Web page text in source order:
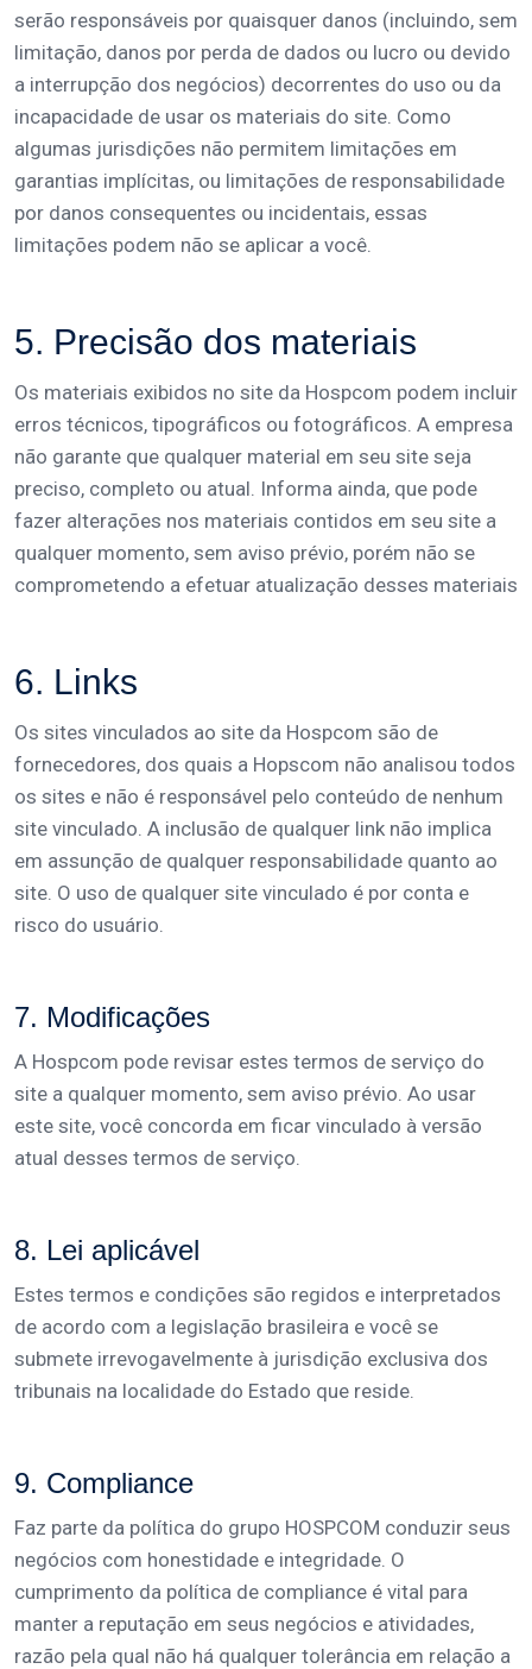
serão responsáveis por quaisquer danos (incluindo, sem
limitação, danos por perda de dados ou lucro ou devido
a interrupção dos negócios) decorrentes do uso ou da
incapacidade de usar os materiais do site. Como
algumas jurisdições não permitem limitações em
garantias implícitas, ou limitações de responsabilidade
por danos consequentes ou incidentais, essas
limitações podem não se aplicar a você.
5. Precisão dos materiais
Os materiais exibidos no site da Hospcom podem incluir
erros técnicos, tipográficos ou fotográficos. A empresa
não garante que qualquer material em seu site seja
preciso, completo ou atual. Informa ainda, que pode
fazer alterações nos materiais contidos em seu site a
qualquer momento, sem aviso prévio, porém não se
comprometendo a efetuar atualização desses materiais
6. Links
Os sites vinculados ao site da Hospcom são de
fornecedores, dos quais a Hopscom não analisou todos
os sites e não é responsável pelo conteúdo de nenhum
site vinculado. A inclusão de qualquer link não implica
em assunção de qualquer responsabilidade quanto ao
site. O uso de qualquer site vinculado é por conta e
risco do usuário.
7. Modificações
A Hospcom pode revisar estes termos de serviço do
site a qualquer momento, sem aviso prévio. Ao usar
este site, você concorda em ficar vinculado à versão
atual desses termos de serviço.
8. Lei aplicável
Estes termos e condições são regidos e interpretados
de acordo com a legislação brasileira e você se
submete irrevogavelmente à jurisdição exclusiva dos
tribunais na localidade do Estado que reside.
9. Compliance
Faz parte da política do grupo HOSPCOM conduzir seus
negócios com honestidade e integridade. O
cumprimento da política de compliance é vital para
manter a reputação em seus negócios e atividades,
razão pela qual não há qualquer tolerância em relação a